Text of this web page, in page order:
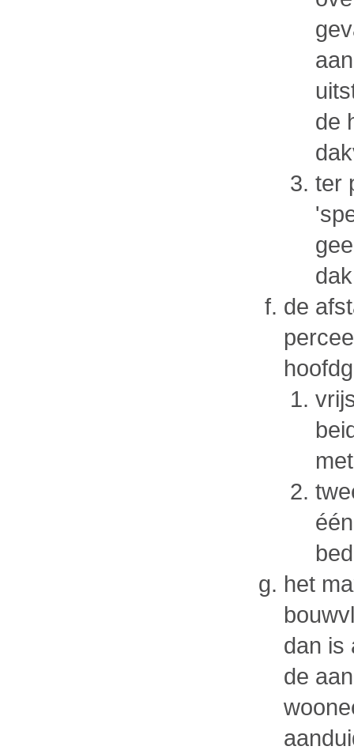
de
ter
de
het
dan is
de